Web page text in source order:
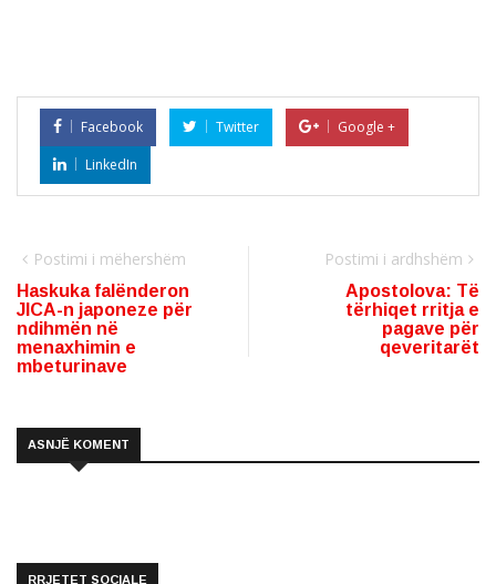
Facebook Twitter
Google +
LinkedIn
Postimi i mëhershëm
Haskuka falënderon
JICA-n japoneze për
ndihmën në
menaxhimin e
mbeturinave
Postimi i ardhshëm
Apostolova: Të
tërhiqet rritja e
pagave për
qeveritarët
ASNJË KOMENT
RRJETET SOCIALE